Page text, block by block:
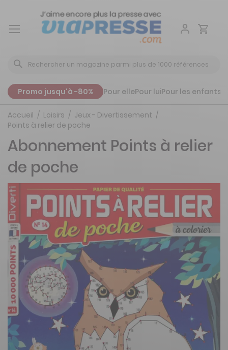
Aller
Promo jusqu'à -80% Pour ellePour luiPour les enfants
Accueil Loisirs
Jeux - Divertissement
Points à relier de poche
Abonnement Points à relier
de poche